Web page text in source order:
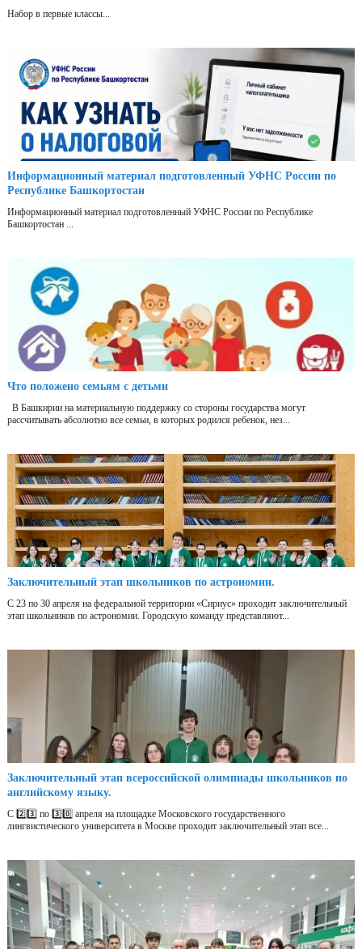
Набор в первые классы...
Информационный материал подготовленный УФНС России по
Республике Башкортостан
Информационный материал подготовленный УФНС России по Республике
Башкортостан ...
Что положено семьям с детьми
В Башкирии на материальную поддержку со стороны государства могут
рассчитывать абсолютно все семьи, в которых родился ребенок, нез...
Заключительный этап школьников по астрономии.
С 23 по 30 апреля на федеральной территории «Сириус» проходит заключительный
этап школьников по астрономии. Городскую команду представляют...
Заключительный этап всероссийской олимпиады школьников по
английскому языку.
С 2️⃣3️⃣ по 3️⃣0️⃣ апреля на площадке Московского государственного
лингвистического университета в Москве проходит заключительный этап все...